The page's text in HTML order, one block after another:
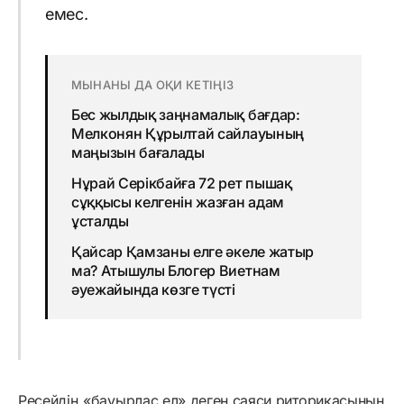
емес.
МЫНАНЫ ДА ОҚИ КЕТІҢІЗ
Бес жылдық заңнамалық бағдар:
Мелконян Құрылтай сайлауының
маңызын бағалады
Нұрай Серікбайға 72 рет пышақ
сұққысы келгенін жазған адам
ұсталды
Қайсар Қамзаны елге әкеле жатыр
ма? Атышулы Блогер Виетнам
әуежайында көзге түсті